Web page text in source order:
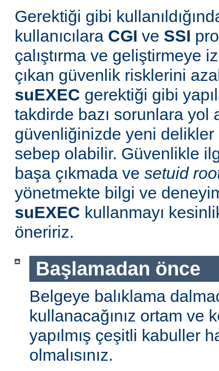
Gerektiği gibi
kullanıcılara CGI ve SSI
çalıştırma ve geliştirmeye
çıkan güvenlik risklerini
suEXEC gerektiği gibi
takdirde bazı sorunlara yol
güvenliğinizde yeni delikler
sebep olabilir. Güvenlikle
başa çıkmada ve setuid
yönetmekte bilgi ve
suEXEC kullanmayı
öneririz.
Başlamadan önce
Belgeye balıklama
kullanacağınız ortam ve
yapılmış çeşitli kabuller
olmalısınız.